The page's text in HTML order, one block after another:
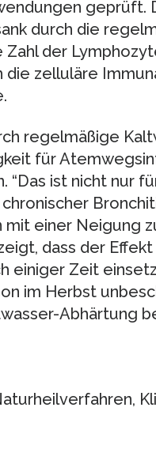
geprüft.
durch die
der
die zelluläre
regelmäßige
für
“Das ist nicht nur
einer Neigung
dass der
einiger Zeit
im Herbst
Abhärtung